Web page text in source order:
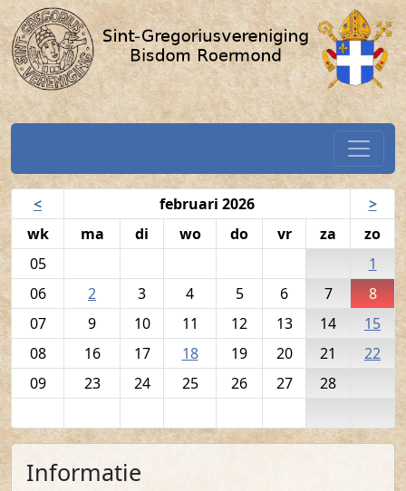
Spring naar hoofdtekst
Volkszang - 8 februari 2026 /
Navigatiekalender
< februari 2026
>
wk
ma di wo do vr za
zo
05
1
06
2 3 4 5 6 7
8
07
9 10 11 12 13 14
15
08
16 17 18 19 20 21
22
09
23 24 25 26 27 28
Informatie